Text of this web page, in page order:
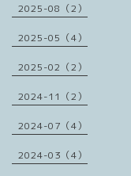
2025-08（2）
2025-05（4）
2025-02（2）
2024-11（2）
2024-07（4）
2024-03（4）